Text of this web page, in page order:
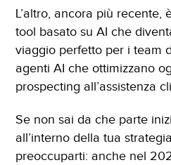
L’altro, ancora più recente,
tool basato su AI che
viaggio perfetto per i team
agenti AI che ottimizzano
prospecting all’assistenza
Se non sai da che parte
all’interno della tua
preoccuparti: anche nel